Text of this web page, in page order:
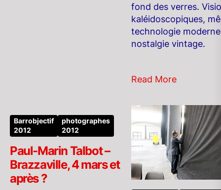
fond des verres.
kaléidoscopiques,
technologie
nostalgie vintage.
Read More
Barrobjectif
2012
photographes
2012
Paul-Marin Talbot –
Brazzaville, 4 mars et
après ?